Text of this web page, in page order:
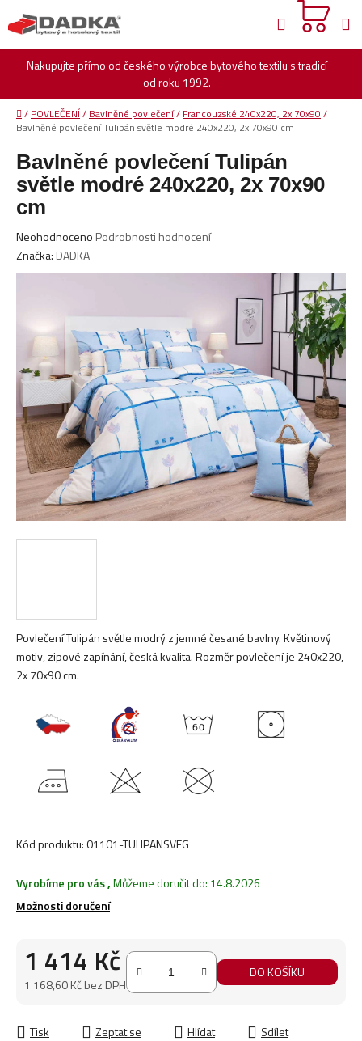
na
obsah
Nakupujte přímo od českého výrobce bytového textilu s tradicí
od roku 1992.
Hledat
Domů
/ POVLEČENÍ/ Bavlněné povlečení/ Francouzské 240x220, 2x 70x90 /
Bavlněné povlečení Tulipán světle modré 240x220, 2x 70x90 cm
Povlečení Tulipán světle modrý z jemné česané bavlny. Květinový
motiv, zipové zapínání, česká kvalita. Rozměr povlečení je 240x220,
2x 70x90 cm.
Kód produktu:01101-TULIPANSVEG
Vyrobíme pro vás,Můžeme doručit do: 14.8.2026
Možnosti doručení
1 414 Kč
1 168,60 Kč bez DPH
DO KOŠÍKU
Tisk Zeptat se Hlídat Sdílet
Bavlněné povlečení Tulipán
světle modré 240x220, 2x 70x90
cm
Průměrné
hodnocení
produktu
hvězdiček.
Neohodnoceno Podrobnosti hodnocení
Značka: DADKA